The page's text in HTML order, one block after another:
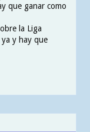
que ganar como
la Liga
ya y hay que